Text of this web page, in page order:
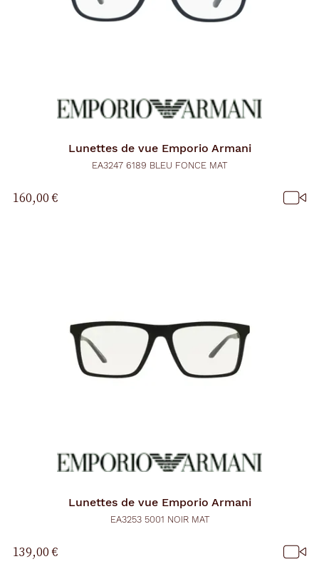
Lunettes de vue Emporio Armani
EA3247 6189 BLEU FONCE MAT
160,00 €
Lunettes de vue Emporio Armani
EA3253 5001 NOIR MAT
139,00 €